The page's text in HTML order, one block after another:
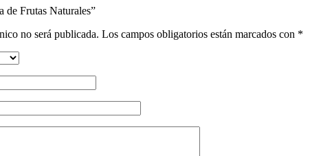
de Frutas Naturales”
no será publicada. Los campos obligatorios están marcados con *